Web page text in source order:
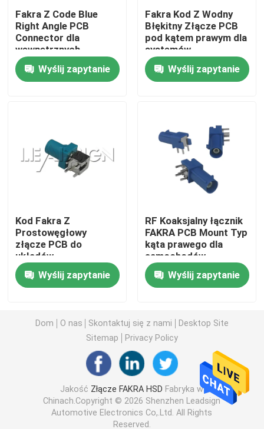
Kontrola jakości
Skontaktuj się z nami
Poprosić o wycenę
Złącze PCB FAKRA
Zespół kabla HSD
Kabel przedłużający FAKRA
Adapter antenowy FAKRA
Kabel FAKRA HSD
Fakra Z Code Blue
Right Angle PCB
Connector dla
wewnętrznych
systemów GPS
Wyślij zapytanie
Fakra Kod Z Wodny
Błękitny Złącze PCB
pod kątem prawym dla
systemów
infotainment
Wyślij zapytanie
Kod Fakra Z
Prostowęgłowy
złącze PCB do
układów
komunikacyjnych w
pojazdachWyślij zapytanie
RF Koaksjalny łącznik
FAKRA PCB Mount Typ
kąta prawego dla
samochodów
Wyślij zapytanie
Dom O nas Skontaktuj się z nami
Desktop Site
Sitemap
Privacy Policy
Jakość Złącze FAKRA HSD Fabryka w
Chinach.Copyright © 2026 Shenzhen Leadsign
Automotive Electronics Co,.Ltd. All Rights
Reserved.